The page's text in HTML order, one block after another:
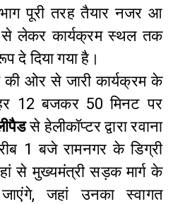
पूरी तरह तैयार नजर आ
से लेकर कार्यक्रम स्थल तक
दे दिया गया है।
की ओर से जारी कार्यक्रम के
12 बजकर 50 मिनट पर
से हेलीकॉप्टर द्वारा रवाना
1 बजे रामनगर के डिग्री
से मुख्यमंत्री सड़क मार्ग के
जहां उनका स्वागत